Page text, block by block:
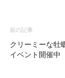
前の記事
クリーミーな牡
イベント開催中